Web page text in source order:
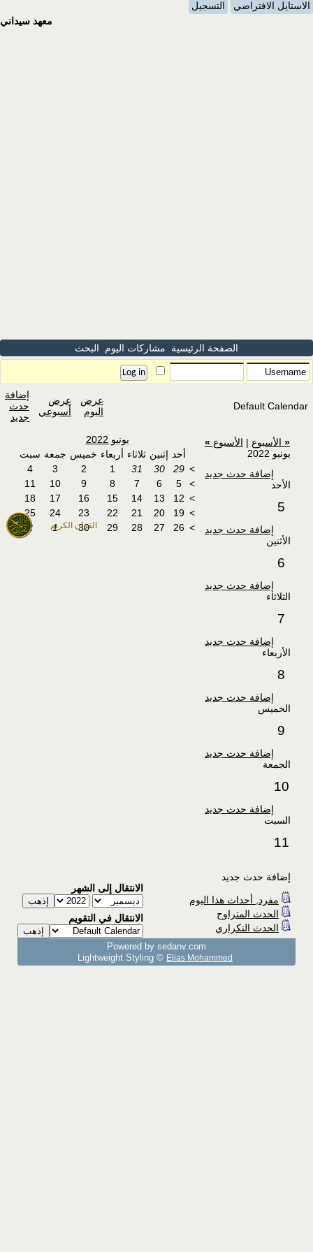
القران الكريم
الاستايل الافتراضي
التسجيل
معهد سيداني
الصفحة الرئيسية مشاركات اليوم البحث
Default Calendar
عرض
اليوم
عرض
أسبوعي
إضافة
حدث
جديد
« الأسبوع | الأسبوع »
يونيو 2022
إضافة حدث جديد
الأحد
5
إضافة حدث جديد
الأثنين
6
إضافة حدث جديد
الثلاثاء
7
إضافة حدث جديد
الأربعاء
8
إضافة حدث جديد
الخميس
9
إضافة حدث جديد
الجمعة
10
إضافة حدث جديد
السبت
11
يونيو 2022
أحد إثنين ثلاثاء أربعاء خميس جمعة سبت
>
29
30
31
1
2
3
4
>
5
6
7
8
9
10
11
>
12
13
14
15
16
17
18
>
19
20
21
22
23
24
25
>
26
27
28
29
30
1
2
إضافة حدث جديد
مفرد, أحداث هذا اليوم
الحدث المتراوح
الحدث التكراري
الانتقال إلى الشهر
الانتقال في التقويم
Powered by sedany.com
Lightweight Styling © Elias Mohammed